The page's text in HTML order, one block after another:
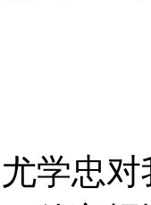
尤学忠